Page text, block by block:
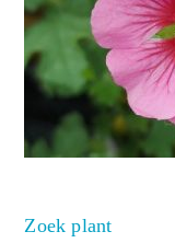
Zoek plant